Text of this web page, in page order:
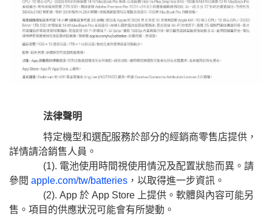
法律聲明
特定機型和選配服務於部分的經銷商零售店提供，
詳情請洽銷售人員。
(1). 電池使用時間視使用情況及配置狀態而異。請
參閱 apple.com/tw/batteries ，以取得進一步資訊。
(2). App 於 App Store 上提供。軟體與內容可能另
售。項目的供應狀況可能會有所變動。